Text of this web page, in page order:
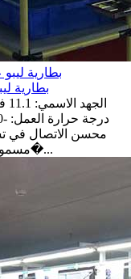
بطارية ليبو عالية
مسموح به كيمياء البطارية: بوليمر أيون الليثيوم ن�...